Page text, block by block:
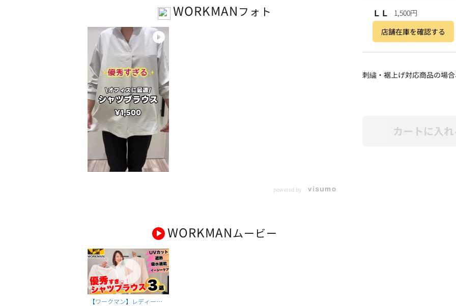
WORKMAN フォト
powered by
WORKMANムービー
【ワークマン】レディース
ＬＬ
1,500円
店舗在庫を確認する
刺繍・裾上げ対応商品の場
カートに入